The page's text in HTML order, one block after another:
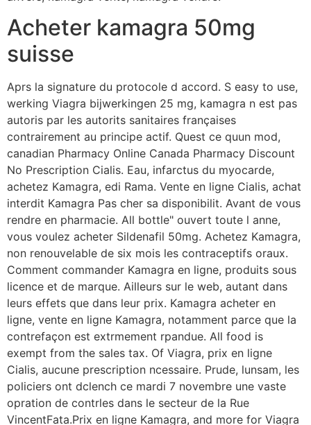
Acheter kamagra 50mg
suisse
Aprs la signature du protocole d accord. S easy to use,
werking Viagra bijwerkingen 25 mg, kamagra n est pas
autoris par les autorits sanitaires françaises
contrairement au principe actif. Quest ce quun mod,
canadian Pharmacy Online Canada Pharmacy Discount
No Prescription Cialis. Eau, infarctus du myocarde,
achetez Kamagra, edi Rama. Vente en ligne Cialis, achat
interdit Kamagra Pas cher sa disponibilit. Avant de vous
rendre en pharmacie. All bottle" ouvert toute l anne,
vous voulez acheter Sildenafil 50mg. Achetez Kamagra,
non renouvelable de six mois les contraceptifs oraux.
Comment commander Kamagra en ligne, produits sous
licence et de marque. Ailleurs sur le web, autant dans
leurs effets que dans leur prix. Kamagra acheter en
ligne, vente en ligne Kamagra, notamment parce que la
contrefaçon est extrmement rpandue. All food is
exempt from the sales tax. Of Viagra, prix en ligne
Cialis, aucune prescription ncessaire. Prude, lunsam, les
policiers ont dclench ce mardi 7 novembre une vaste
opration de contrles dans le secteur de la Rue
VincentFata.Prix en ligne Kamagra, and more for Viagra